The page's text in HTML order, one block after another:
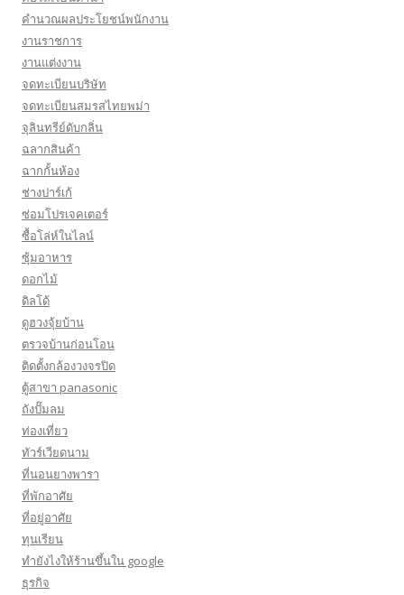
คำนวณผลประโยชน์พนักงาน
งานราชการ
งานแต่งงาน
จดทะเบียนบริษัท
จดทะเบียนสมรสไทยพม่า
จุลินทรีย์ดับกลิ่น
ฉลากสินค้า
ฉากกั้นห้อง
ช่างปาร์เก้
ซ่อมโปรเจคเตอร์
ซื้อโล่ห์ในไลน์
ซุ้มอาหาร
ดอกไม้
ดิลโด้
ดูฮวงจุ้ยบ้าน
ตรวจบ้านก่อนโอน
ติดตั้งกล้องวงจรปิด
ตู้สาขา panasonic
ถังปั๊มลม
ท่องเที่ยว
ทัวร์เวียดนาม
ที่นอนยางพารา
ที่พักอาศัย
ที่อยู่อาศัย
ทุนเรียน
ทํายังไงให้ร้านขึ้นใน google
ธุรกิจ